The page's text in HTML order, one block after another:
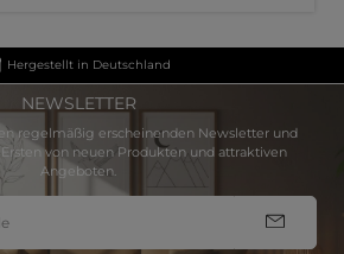
Hergestellt in Deutschland
NEWSLETTER
regelmäßig erscheinenden Newsletter und
von neuen Produkten und attraktiven
Angeboten.